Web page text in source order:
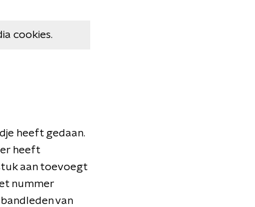
cookies.
heeft gedaan.
heeft
aan toevoegt
nummer
van